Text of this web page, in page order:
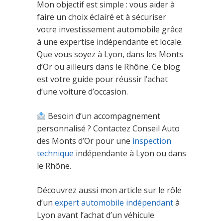
Mon objectif est simple : vous aider à
faire un choix éclairé et à sécuriser
votre investissement automobile grâce
à une expertise indépendante et locale.
Que vous soyez à Lyon, dans les Monts
d’Or ou ailleurs dans le Rhône. Ce blog
est votre guide pour réussir l’achat
d’une voiture d’occasion.
Besoin d’un accompagnement
personnalisé ? Contactez Conseil Auto
des Monts d’Or pour une inspection
technique indépendante à Lyon ou dans
le Rhône.
Découvrez aussi mon article sur le rôle
d’un expert automobile indépendantà
Lyon avant l’achat d’un véhicule